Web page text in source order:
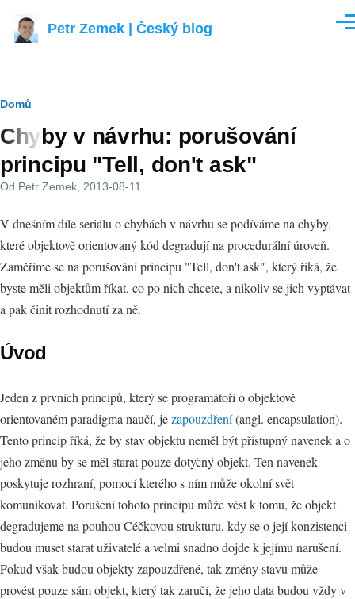
Petr Zemek | Český blog
Drobečková
navigace
Domů
Chyby v návrhu: porušování
principu "Tell, don't ask"
Od Petr Zemek , 2013-08-11
V dnešním díle seriálu o chybách v návrhu se podíváme na chyby,
které objektově orientovaný kód degradují na procedurální úroveň.
Zaměříme se na porušování principu "Tell, don't ask", který říká, že
byste měli objektům říkat, co po nich chcete, a nikoliv se jich vyptávat
a pak činit rozhodnutí za ně.
Úvod
Jeden z prvních principů, který se programátoři o objektově
orientovaném paradigma naučí, jezapouzdření(angl. encapsulation).
Tento princip říká, že by stav objektu neměl být přístupný navenek a o
jeho změnu by se měl starat pouze dotyčný objekt. Ten navenek
poskytuje rozhraní, pomocí kterého s ním může okolní svět
komunikovat. Porušení tohoto principu může vést k tomu, že objekt
degradujeme na pouhou Céčkovou strukturu, kdy se o její konzistenci
budou muset starat uživatelé a velmi snadno dojde k jejímu narušení.
Pokud však budou objekty zapouzdřené, tak změny stavu může
provést pouze sám objekt, který tak zaručí, že jeho data budou vždy v